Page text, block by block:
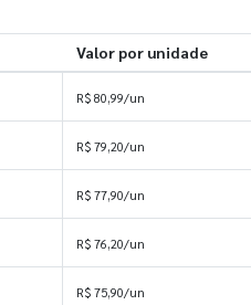
Valor por unidade
R$ 80,99/un
R$ 79,20/un
R$ 77,90/un
R$ 76,20/un
R$ 75,90/un